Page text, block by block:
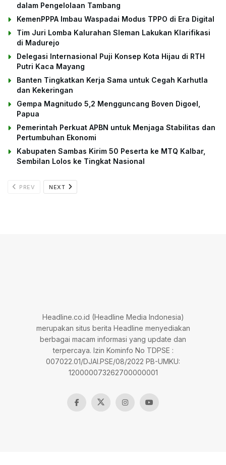
dalam Pengelolaan Tambang
KemenPPPA Imbau Waspadai Modus TPPO di Era Digital
Tim Juri Lomba Kalurahan Sleman Lakukan Klarifikasi
di Madurejo
Delegasi Internasional Puji Konsep Kota Hijau di RTH
Putri Kaca Mayang
Banten Tingkatkan Kerja Sama untuk Cegah Karhutla
dan Kekeringan
Gempa Magnitudo 5,2 Mengguncang Boven Digoel,
Papua
Pemerintah Perkuat APBN untuk Menjaga Stabilitas dan
Pertumbuhan Ekonomi
Kabupaten Sambas Kirim 50 Peserta ke MTQ Kalbar,
Sembilan Lolos ke Tingkat Nasional
PREV NEXT
Headline.co.id (Headline Media Indonesia)
merupakan situs berita Headline menyediakan
berbagai macam informasi yang update dan
terpercaya. Izin Kominfo No TDPSE :
007022.01/DJAI.PSE/08/2022 PB-UMKU:
120000073262700000001